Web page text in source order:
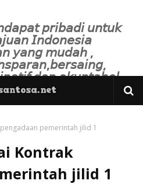
𝘱𝘳𝘪𝘣𝘢𝘥𝘪 𝘶𝘯𝘵𝘶𝘬
𝘐𝘯𝘥𝘰𝘯𝘦𝘴𝘪𝘢
𝘺𝘢𝘯𝘨 𝘮𝘶𝘥𝘢𝘩 ,
𝘥𝘢𝘯 𝘢𝘬𝘶𝘯𝘵𝘢𝘣𝘦𝘭.
pemerintah jilid 1
Kontrak
jilid 1